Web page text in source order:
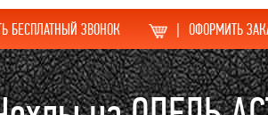
БЕСПЛАТНЫЙ ЗВОНОК | ОФОРМИТЬ